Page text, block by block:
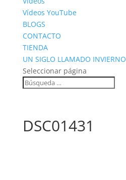
Vídeos YouTube
BLOGS
CONTACTO
TIENDA
UN SIGLO LLAMADO INVIERNO
Seleccionar página
DSC01431